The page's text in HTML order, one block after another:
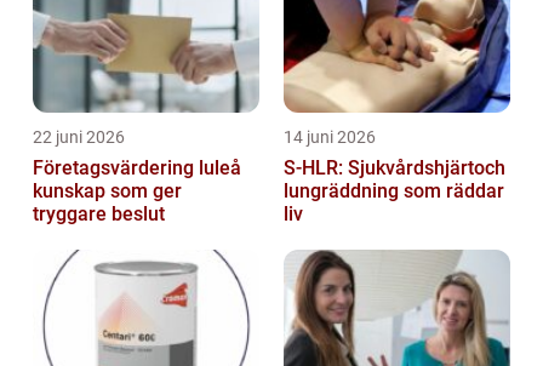
22 juni 2026
Företagsvärdering luleå
kunskap som ger
tryggare beslut
14 juni 2026
S-HLR: Sjukvårdshjärtoch
lungräddning som räddar
liv